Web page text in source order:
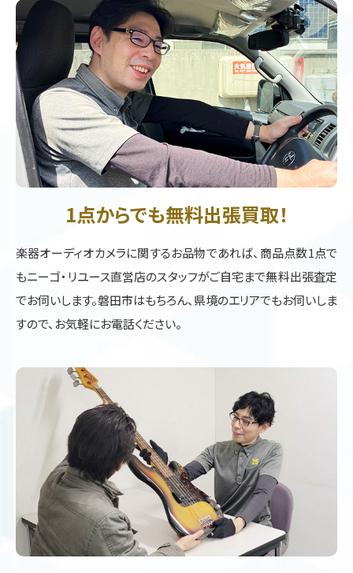
1点からでも無料出張買取！
楽器オーディオカメラに関するお品物であれば、商品点数1点で
もニーゴ・リユース直営店のスタッフがご自宅まで無料出張査定
でお伺いします。磐田市はもちろん、県境のエリアでもお伺いしま
すので、お気軽にお電話ください。